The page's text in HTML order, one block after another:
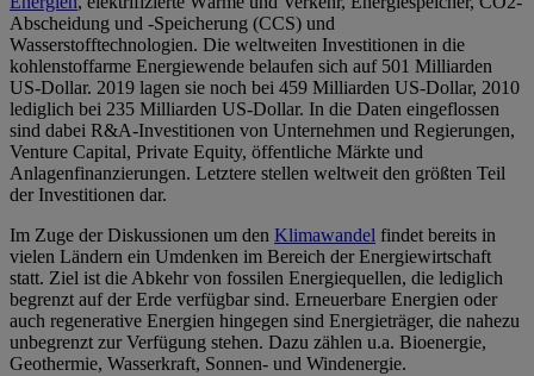
Abscheidung und -Speicherung (CCS) und
Wasserstofftechnologien. Die weltweiten Investitionen in die
kohlenstoffarme Energiewende belaufen sich auf 501 Milliarden
US-Dollar. 2019 lagen sie noch bei 459 Milliarden US-Dollar, 2010
lediglich bei 235 Milliarden US-Dollar. In die Daten eingeflossen
sind dabei R&A-Investitionen von Unternehmen und Regierungen,
Venture Capital, Private Equity, öffentliche Märkte und
Anlagenfinanzierungen. Letztere stellen weltweit den größten Teil
der Investitionen dar.
Im Zuge der Diskussionen um den Klimawandel findet bereits in
vielen Ländern ein Umdenken im Bereich der Energiewirtschaft
statt. Ziel ist die Abkehr von fossilen Energiequellen, die lediglich
begrenzt auf der Erde verfügbar sind. Erneuerbare Energien oder
auch regenerative Energien hingegen sind Energieträger, die nahezu
unbegrenzt zur Verfügung stehen. Dazu zählen u.a. Bioenergie,
Geothermie, Wasserkraft, Sonnen- und Windenergie.